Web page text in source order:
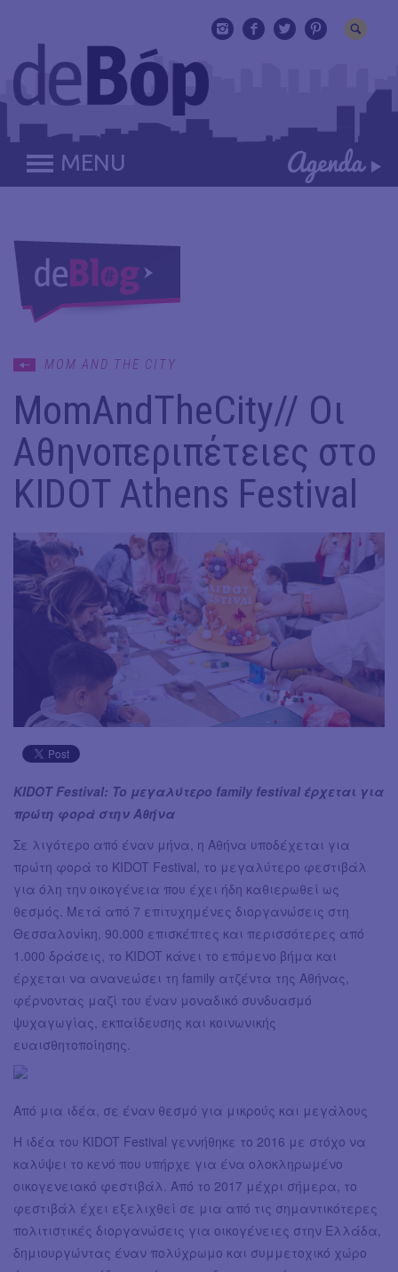
MENU
MOM AND THE CITY
MomAndTheCity// Οι
Αθηνοπεριπέτειες στο
KIDOT Athens Festival
KIDOT Festival: To μεγαλύτερο family festival έρχεται για
πρώτη φορά στην Αθήνα
Σε λιγότερο από έναν μήνα, η Αθήνα υποδέχεται για
πρώτη φορά το KIDOT Festival, το μεγαλύτερο φεστιβάλ
για όλη την οικογένεια που έχει ήδη καθιερωθεί ως
θεσμός. Μετά από 7 επιτυχημένες διοργανώσεις στη
Θεσσαλονίκη, 90.000 επισκέπτες και περισσότερες από
1.000 δράσεις, το KIDOT κάνει το επόμενο βήμα και
έρχεται να ανανεώσει τη family ατζέντα της Αθήνας,
φέρνοντας μαζί του έναν μοναδικό συνδυασμό
ψυχαγωγίας, εκπαίδευσης και κοινωνικής
ευαισθητοποίησης.
Από μια ιδέα, σε έναν θεσμό για μικρούς και μεγάλους
Η ιδέα του KIDOT Festival γεννήθηκε το 2016 με στόχο να
καλύψει το κενό που υπήρχε για ένα ολοκληρωμένο
οικογενειακό φεστιβάλ. Από το 2017 μέχρι σήμερα, το
φεστιβάλ έχει εξελιχθεί σε μια από τις σημαντικότερες
πολιτιστικές διοργανώσεις για οικογένειες στην Ελλάδα,
δημιουργώντας έναν πολύχρωμο και συμμετοχικό χώρο